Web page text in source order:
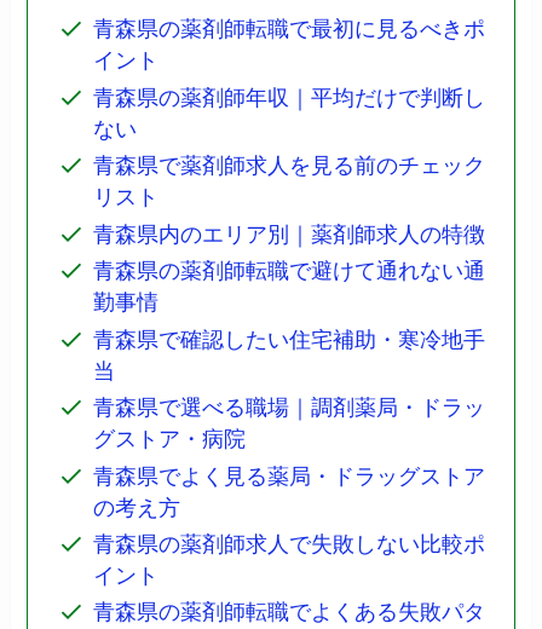
青森県の薬剤師転職で最初に見るべきポ
イント
青森県の薬剤師年収｜平均だけで判断し
ない
青森県で薬剤師求人を見る前のチェック
リスト
青森県内のエリア別｜薬剤師求人の特徴
青森県の薬剤師転職で避けて通れない通
勤事情
青森県で確認したい住宅補助・寒冷地手
当
青森県で選べる職場｜調剤薬局・ドラッ
グストア・病院
青森県でよく見る薬局・ドラッグストア
の考え方
青森県の薬剤師求人で失敗しない比較ポ
イント
青森県の薬剤師転職でよくある失敗パタ